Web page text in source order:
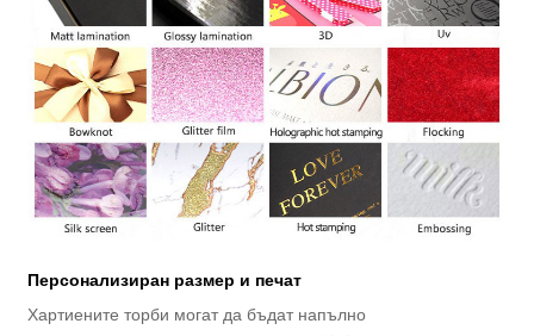
Персонализиран размер и печат
Хартиените торби могат да бъдат напълно